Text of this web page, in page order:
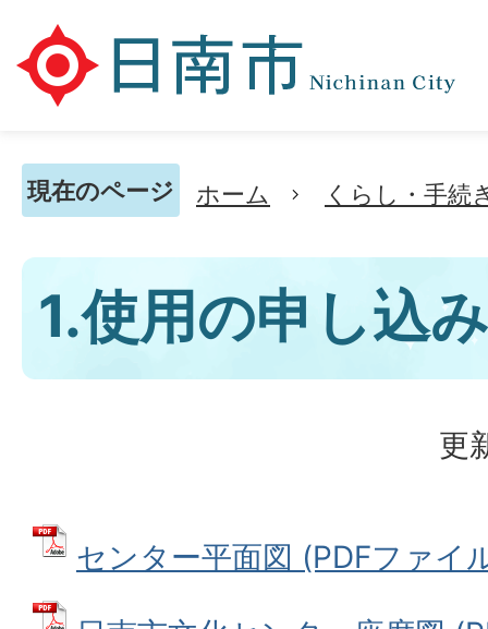
現在のページ ホーム くらし・手続
1.使用の申し込み
更
センター平面図 (PDFファイ